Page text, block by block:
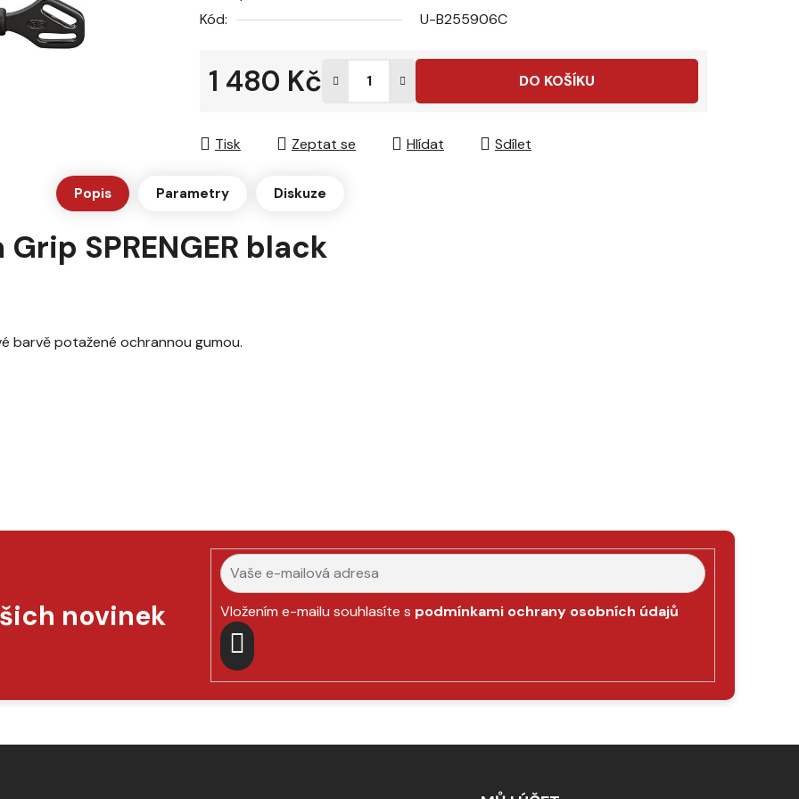
5
Kód:
U-B255906C
1 480 Kč DO KOŠÍKU
Tisk Zeptat se Hlídat Sdílet
Popis Parametry Diskuze
SPRENGER black
barvě potažené ochrannou gumou.
novinek Vložením e-mailu souhlasíte s podmínkami ochrany osobních údajů
PŘIHLÁSIT
SE